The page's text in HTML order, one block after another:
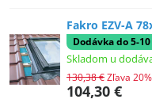
Fakro EZV-A
Dodávka do 5-
Skladom u
104,30 €
130,38 €Zľava 20%